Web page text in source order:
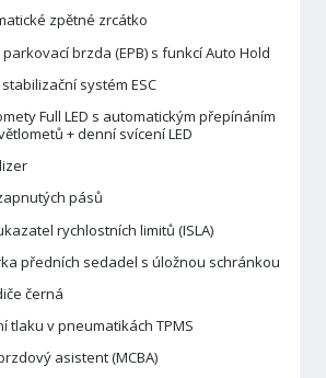
zpětné zrcátko
brzda (EPB) s funkcí Auto Hold
systém ESC
Full LED s automatickým přepínáním
+ denní svícení LED
pásů
rychlostních limitů (ISLA)
předních sedadel s úložnou schránkou
černá
tlaku v pneumatikách TPMS
asistent (MCBA)